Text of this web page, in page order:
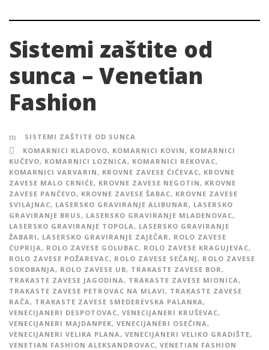
Sistemi zaštite od
sunca – Venetian
Fashion
SISTEMI ZAŠTITE OD SUNCA
KOMARNICI KLADOVO, KOMARNICI KOVIN , KOMARNICI
KUČEVO, KOMARNICI LOZNICA , KOMARNICI REKOVAC,
KOMARNICI VARVARIN , KROVNE ZAVESE ĆIĆEVAC, KROVNE
ZAVESE MALO CRNIĆE, KROVNE ZAVESE NEGOTIN , KROVNE
ZAVESE PANČEVO, KROVNE ZAVESE ŠABAC, KROVNE ZAVESE
SVILAJNAC, LASERSKO GRAVIRANJE ALIBUNAR , LASERSKO
GRAVIRANJE BRUS , LASERSKO GRAVIRANJE MLADENOVAC,
LASERSKO GRAVIRANJE TOPOLA , LASERSKO GRAVIRANJE
ŽABARI , LASERSKO GRAVIRANJE ZAJEČAR , ROLO ZAVESE
ĆUPRIJA , ROLO ZAVESE GOLUBAC, ROLO ZAVESE KRAGUJEVAC,
ROLO ZAVESE POŽAREVAC, ROLO ZAVESE SEČANJ , ROLO ZAVESE
SOKOBANJA , ROLO ZAVESE UB, TRAKASTE ZAVESE BOR ,
TRAKASTE ZAVESE JAGODINA , TRAKASTE ZAVESE MIONICA ,
TRAKASTE ZAVESE PETROVAC NA MLAVI , TRAKASTE ZAVESE
RAČA , TRAKASTE ZAVESE SMEDEREVSKA PALANKA ,
VENECIJANERI DESPOTOVAC, VENECIJANERI KRUŠEVAC,
VENECIJANERI MAJDANPEK, VENECIJANERI OSEČINA ,
VENECIJANERI VELIKA PLANA , VENECIJANERI VELIKO GRADIŠTE,
VENETIAN FASHION ALEKSANDROVAC, VENETIAN FASHION